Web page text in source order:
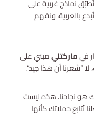
نماذج غربية على
بالعربية، ونفهم
فيماركتليمبني على
لا “شعرنا أن هذا جيد”.
هو نجاحنا. هذه ليست
حملاتك كأنها